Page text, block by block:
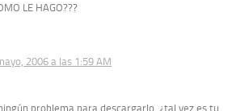
LE HAGO???
2006 a las 1:59 AM
problema para descargarlo, ¿tal vez es tu